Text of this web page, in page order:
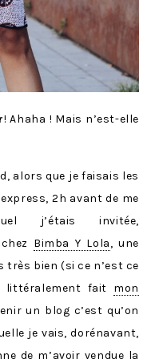
! Ahaha ! Mais n’est-elle
alors que je faisais les
2h avant de me
j’étais invitée,
Bimba Y Lola, une
très bien (si ce n’est ce
littéralement fait mon
un blog c’est qu’on
je vais, dorénavant,
de m’avoir vendue la